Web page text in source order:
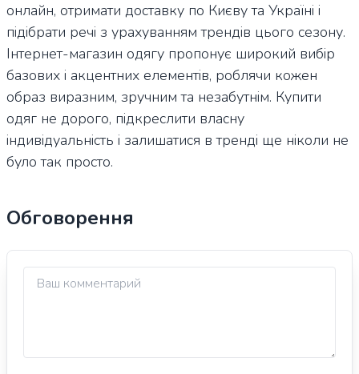
онлайн, отримати доставку по Києву та Україні і
підібрати речі з урахуванням трендів цього сезону.
Інтернет-магазин одягу пропонує широкий вибір
базових і акцентних елементів, роблячи кожен
образ виразним, зручним та незабутнім. Купити
одяг не дорого, підкреслити власну
індивідуальність і залишатися в тренді ще ніколи не
було так просто.
Обговорення